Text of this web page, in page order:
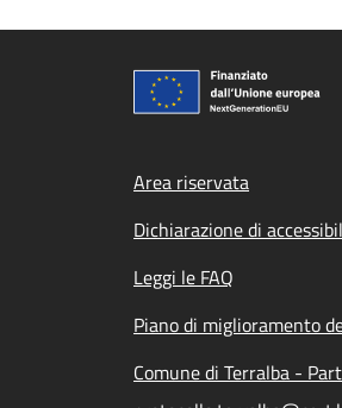
Footer
Area riservata
Dichiarazione di
Leggi le FAQ
Piano di miglioramento
Comune di Terralba -